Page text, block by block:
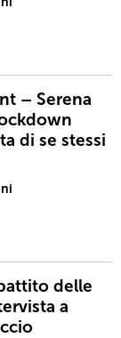
– Serena
di se stessi
delle
a